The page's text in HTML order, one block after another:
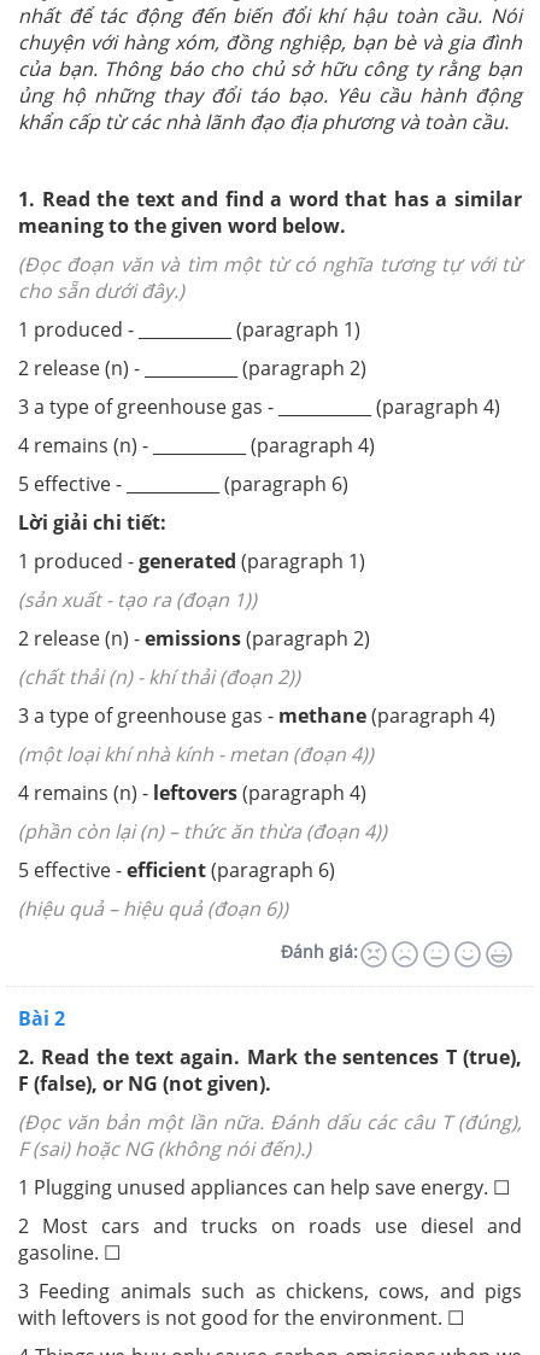
nhất để tác động đến biến đổi khí hậu toàn cầu. Nói
chuyện với hàng xóm, đồng nghiệp, bạn bè và gia đình
của bạn. Thông báo cho chủ sở hữu công ty rằng bạn
ủng hộ những thay đổi táo bạo. Yêu cầu hành động
khẩn cấp từ các nhà lãnh đạo địa phương và toàn cầu.
1. Read the text and find a word that has a similar
meaning to the given word below.
(Đọc đoạn văn và tìm một từ có nghĩa tương tự với từ
cho sẵn dưới đây.)
1 produced - ___________ (paragraph 1)
2 release (n) - ___________ (paragraph 2)
3 a type of greenhouse gas - ___________ (paragraph 4)
4 remains (n) - ___________ (paragraph 4)
5 effective - ___________ (paragraph 6)
Lời giải chi tiết:
1 produced -generated (paragraph 1)
(sản xuất - tạo ra (đoạn 1))
2 release (n) -emissions(paragraph 2)
(chất thải (n) - khí thải (đoạn 2))
3 a type of greenhouse gas - methane(paragraph 4)
(một loại khí nhà kính - metan (đoạn 4))
4 remains (n) - leftovers(paragraph 4)
(phần còn lại (n) – thức ăn thừa (đoạn 4))
5 effective -efficient(paragraph 6)
(hiệu quả – hiệu quả (đoạn 6))
Đánh giá:
Bài 2
2. Read the text again. Mark the sentences T (true),
F (false), or NG (not given).
(Đọc văn bản một lần nữa. Đánh dấu các câu T (đúng),
F (sai) hoặc NG (không nói đến).)
1 Plugging unused appliances can help save energy. ☐
2 Most cars and trucks on roads use diesel and
gasoline. ☐
3 Feeding animals such as chickens, cows, and pigs
with leftovers is not good for the environment. ☐